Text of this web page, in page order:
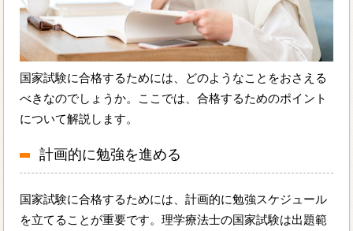
国家試験に合格するためには、どのようなことをおさえる
べきなのでしょうか。ここでは、合格するためのポイント
について解説します。
計画的に勉強を進める
国家試験に合格するためには、計画的に勉強スケジュール
を立てることが重要です。理学療法士の国家試験は出題範